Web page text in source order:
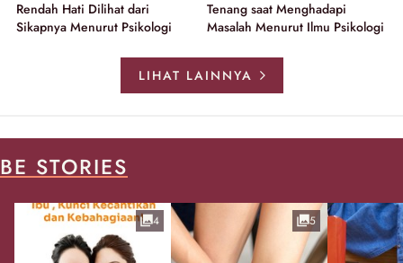
Rendah Hati Dilihat dari
Sikapnya Menurut Psikologi
Tenang saat Menghadapi
Masalah Menurut Ilmu Psikologi
LIHAT LAINNYA
BE STORIES
4 5